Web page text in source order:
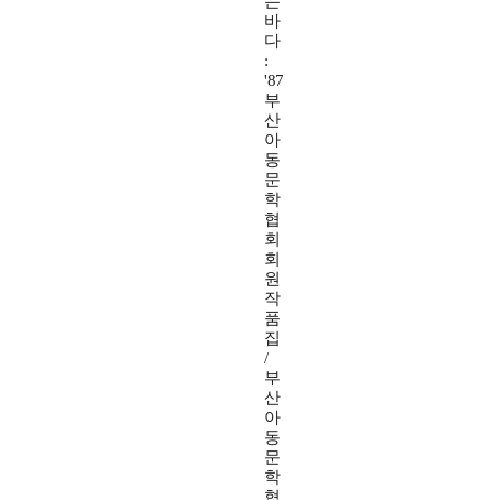
바
다
:
'87
부
산
아
동
문
학
협
회
회
원
작
품
집
/
부
산
아
동
문
학